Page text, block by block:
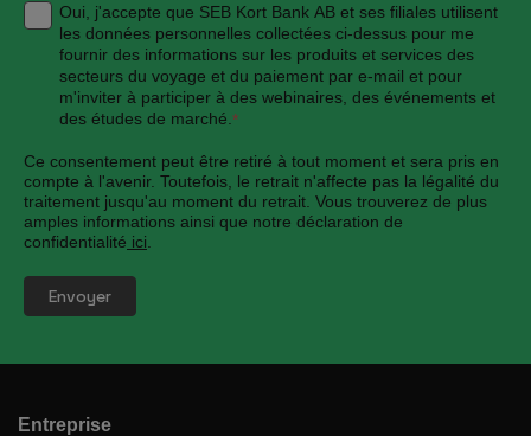
Oui, j'accepte que SEB Kort Bank AB et ses filiales utilisent
les données personnelles collectées ci-dessus pour me
fournir des informations sur les produits et services des
secteurs du voyage et du paiement par e-mail et pour
m'inviter à participer à des webinaires, des événements et
des études de marché. *
Ce consentement peut être retiré à tout moment et sera pris en
compte à l'avenir. Toutefois, le retrait n'affecte pas la légalité du
traitement jusqu'au moment du retrait. Vous trouverez de plus
amples informations ainsi que notre déclaration de
confidentialité ici
Entreprise